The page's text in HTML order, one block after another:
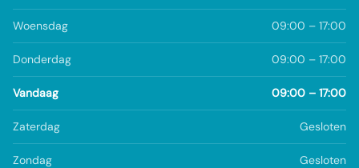
Woensdag 09:00 – 17:00
Donderdag 09:00 – 17:00
Vandaag 09:00 – 17:00
Zaterdag Gesloten
Zondag Gesloten